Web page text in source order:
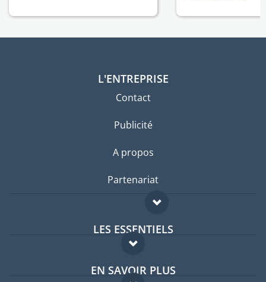
L'ENTREPRISE
Contact
Publicité
A propos
Partenariat
LES ESSENTIELS
Forum expatriés
Guides pays
EN SAVOIR PLUS